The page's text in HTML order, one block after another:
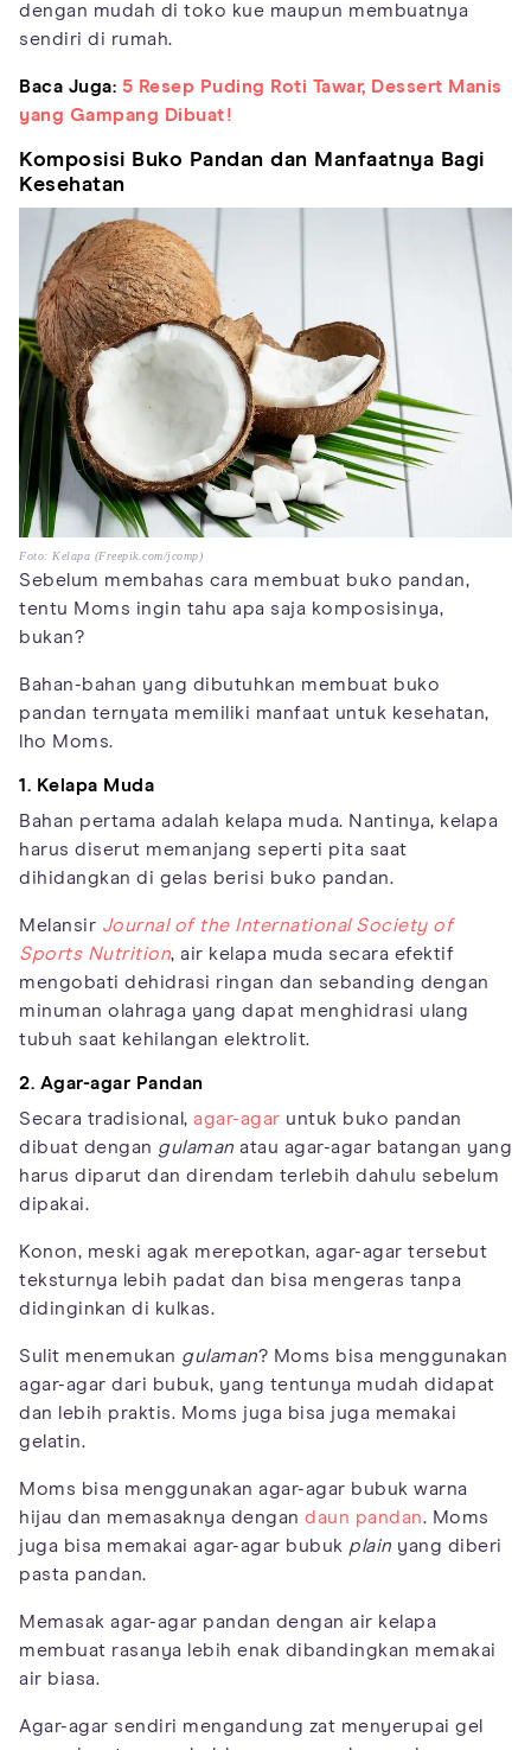
dengan mudah di toko kue maupun membuatnya
sendiri di rumah.
Baca Juga: 5 Resep Puding Roti Tawar, Dessert Manis
yang Gampang Dibuat!
Komposisi Buko Pandan dan Manfaatnya Bagi
Kesehatan
Foto: Kelapa (Freepik.com/jcomp)
Sebelum membahas cara membuat buko pandan,
tentu Moms ingin tahu apa saja komposisinya,
bukan?
Bahan-bahan yang dibutuhkan membuat buko
pandan ternyata memiliki manfaat untuk kesehatan,
lho Moms.
1. Kelapa Muda
Bahan pertama adalah kelapa muda. Nantinya, kelapa
harus diserut memanjang seperti pita saat
dihidangkan di gelas berisi buko pandan.
Melansir Journal of the International Society of
Sports Nutrition, air kelapa muda secara efektif
mengobati dehidrasi ringan dan sebanding dengan
minuman olahraga yang dapat menghidrasi ulang
tubuh saat kehilangan elektrolit.
2. Agar-agar Pandan
Secara tradisional, agar-agar untuk buko pandan
dibuat dengan gulaman atau agar-agar batangan yang
harus diparut dan direndam terlebih dahulu sebelum
dipakai.
Konon, meski agak merepotkan, agar-agar tersebut
teksturnya lebih padat dan bisa mengeras tanpa
didinginkan di kulkas.
Sulit menemukan gulaman? Moms bisa menggunakan
agar-agar dari bubuk, yang tentunya mudah didapat
dan lebih praktis. Moms juga bisa juga memakai
gelatin.
Moms bisa menggunakan agar-agar bubuk warna
hijau dan memasaknya dengan daun pandan. Moms
juga bisa memakai agar-agar bubuk plain yang diberi
pasta pandan.
Memasak agar-agar pandan dengan air kelapa
membuat rasanya lebih enak dibandingkan memakai
air biasa.
Agar-agar sendiri mengandung zat menyerupai gel